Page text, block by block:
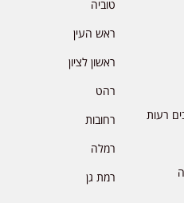
רעות
טוביה
ראש העין
ראשון לציון
רהט
רחובות
רמלה
רמת גן